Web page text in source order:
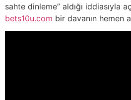
sahte dinleme” aldığı iddiasıyla
bets10u.com bir davanın hemen